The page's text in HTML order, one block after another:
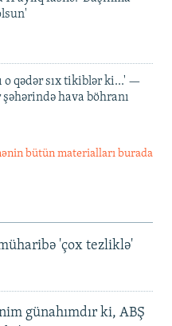
o qədər sıx tikiblər ki...' —
hava böhranı
bütün materialları burada
'çox tezliklə'
günahımdır ki, ABŞ